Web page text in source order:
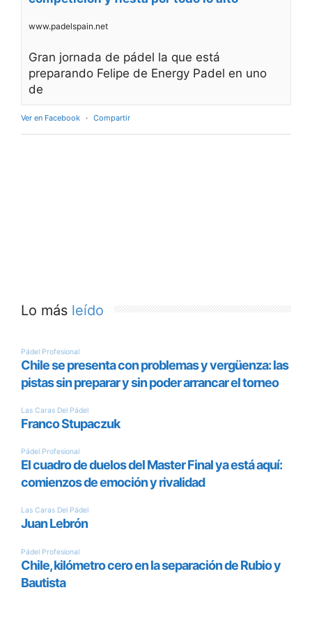
www.padelspain.net
Gran jornada de pádel la que está
preparando Felipe de Energy Padel en uno
de
Ver en Facebook · Compartir
Lo más leído